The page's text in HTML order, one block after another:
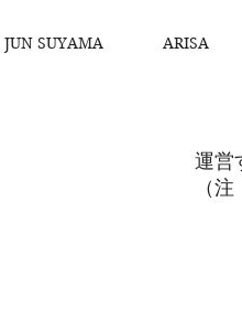
JUN SUYAMA ARISA
運営
（